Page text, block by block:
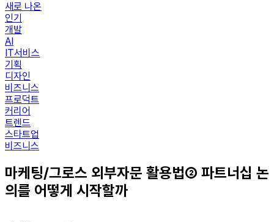
새로 나온
인기
개발
AI
IT서비스
기획
디자인
비즈니스
프로덕트
커리어
트렌드
스타트업
비즈니스
마케팅/그로스 외부자문 활용법② 파트너십 논
의를 어떻게 시작할까